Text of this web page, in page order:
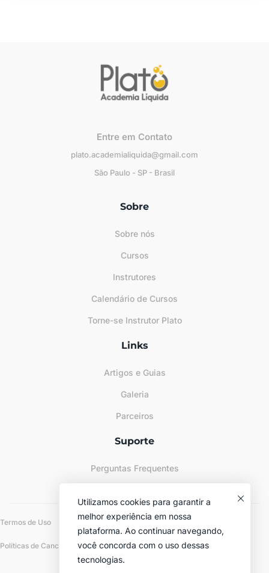
Entre em Contato
plato.academialiquida@gmail.com
São Paulo - SP - Brasil
Sobre
Sobre nós
Cursos
Instrutores
Calendário de Cursos
Torne-se Instrutor Plato
Links
Artigos e Guias
Galeria
Parceiros
Suporte
Perguntas Frequentes
Termos de Uso Políticas de Privacidade
Políticas de Cancelamento e Reembolso
Utilizamos cookies para garantir a
melhor experiência em nossa
plataforma. Ao continuar navegando,
você concorda com o uso dessas
tecnologias.